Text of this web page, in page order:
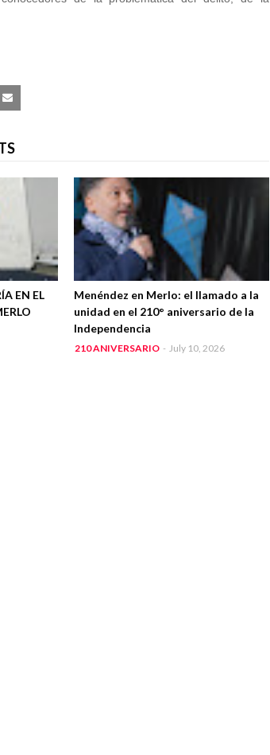
EN EL
Menéndez en Merlo: el llamado a la
unidad en el 210° aniversario de la
Independencia
210 ANIVERSARIO - July 10, 2026